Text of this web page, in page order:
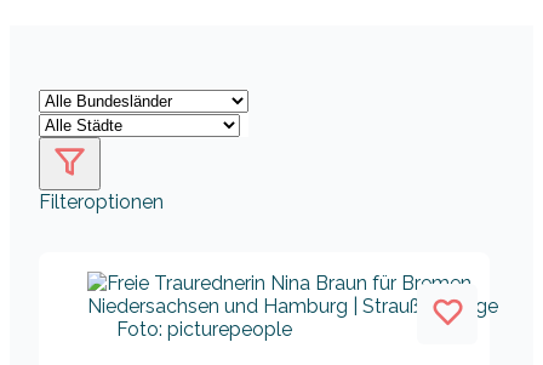
Filteroptionen
Foto: picturepeople